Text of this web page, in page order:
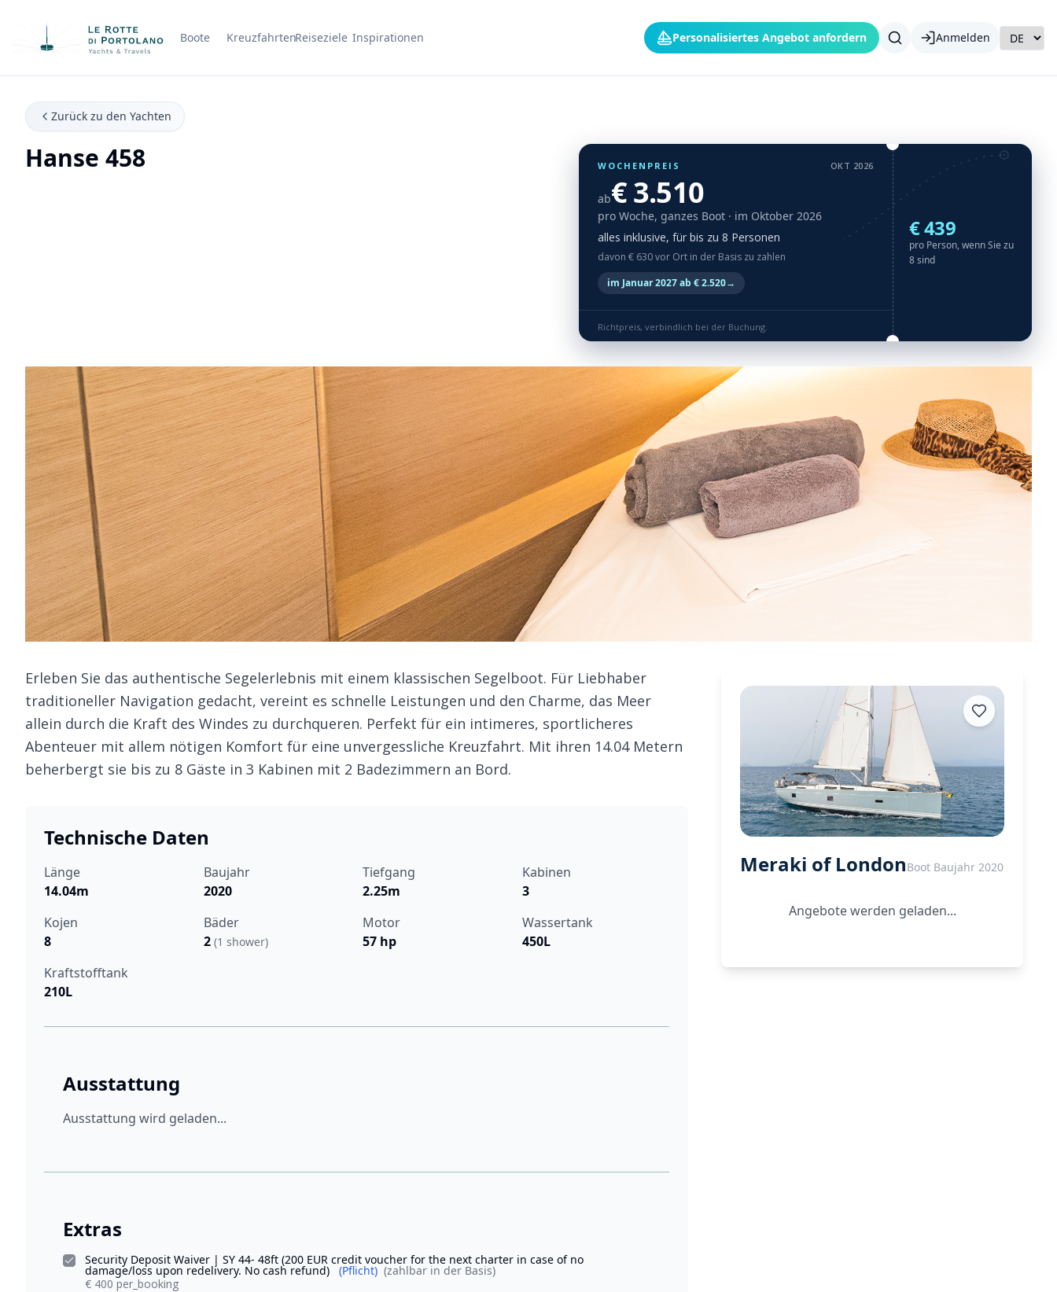
Firmenname Boote KreuzfahrtenReiseziele Inspirationen Personalisiertes Angebot anfordern Anmelden
Zurück zu den Yachten
Hanse 458 WOCHENPREIS OKT 2026
ab€ 3.510
pro Woche, ganzes Boot · im Oktober 2026
alles inklusive, für bis zu 8 Personen
davon € 630 vor Ort in der Basis zu zahlen
im Januar 2027 ab € 2.520→
Richtpreis, verbindlich bei der Buchung.
€ 439
pro Person, wenn Sie zu
8 sind
Erleben Sie das authentische Segelerlebnis mit einem klassischen Segelboot. Für Liebhaber
traditioneller Navigation gedacht, vereint es schnelle Leistungen und den Charme, das Meer
allein durch die Kraft des Windes zu durchqueren. Perfekt für ein intimeres, sportlicheres
Abenteuer mit allem nötigen Komfort für eine unvergessliche Kreuzfahrt. Mit ihren 14.04 Metern
beherbergt sie bis zu 8 Gäste in 3 Kabinen mit 2 Badezimmern an Bord.
Technische Daten
Länge
14.04m
Baujahr
2020
Tiefgang
2.25m
Kabinen
3
Kojen
8
Bäder
2 (1 shower)
Motor
57 hp
Wassertank
450L
Kraftstofftank
210L
Ausstattung
Ausstattung wird geladen...
Extras
Security Deposit Waiver | SY 44- 48ft (200 EUR credit voucher for the next charter in case of no
damage/loss upon redelivery. No cash refund) (Pflicht) (zahlbar in der Basis)
€ 400 per_booking
Meraki of LondonBoot Baujahr 2020
Angebote werden geladen...